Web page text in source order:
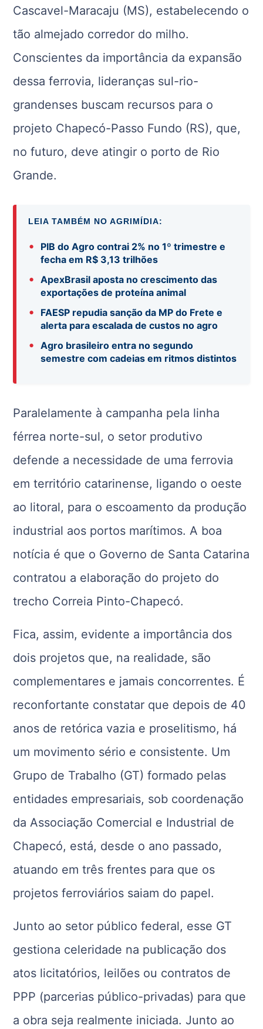
Cascavel-Maracaju (MS), estabelecendo o
tão almejado corredor do milho.
Conscientes da importância da expansão
dessa ferrovia, lideranças sul-rio-
grandenses buscam recursos para o
projeto Chapecó-Passo Fundo (RS), que,
no futuro, deve atingir o porto de Rio
Grande.
LEIA TAMBÉM NO AGRIMÍDIA:
•
PIB do Agro contrai 2% no 1º trimestre e
fecha em R$ 3,13 trilhões
•
ApexBrasil aposta no crescimento das
exportações de proteína animal
•
FAESP repudia sanção da MP do Frete e
alerta para escalada de custos no agro
•
Agro brasileiro entra no segundo
semestre com cadeias em ritmos distintos
Paralelamente à campanha pela linha
férrea norte-sul, o setor produtivo
defende a necessidade de uma ferrovia
em território catarinense, ligando o oeste
ao litoral, para o escoamento da produção
industrial aos portos marítimos. A boa
notícia é que o Governo de Santa Catarina
contratou a elaboração do projeto do
trecho Correia Pinto-Chapecó.
Fica, assim, evidente a importância dos
dois projetos que, na realidade, são
complementares e jamais concorrentes. É
reconfortante constatar que depois de 40
anos de retórica vazia e proselitismo, há
um movimento sério e consistente. Um
Grupo de Trabalho (GT) formado pelas
entidades empresariais, sob coordenação
da Associação Comercial e Industrial de
Chapecó, está, desde o ano passado,
atuando em três frentes para que os
projetos ferroviários saiam do papel.
Junto ao setor público federal, esse GT
gestiona celeridade na publicação dos
atos licitatórios, leilões ou contratos de
PPP (parcerias público-privadas) para que
a obra seja realmente iniciada. Junto ao